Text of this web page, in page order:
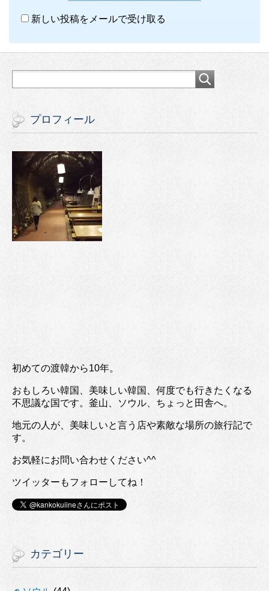
新しい投稿をメールで受け取る
プロフィール
初めての渡韓から10年。
おもしろい韓国、美味しい韓国、何度でも行きたくなる
不思議な国です。釜山、ソウル、ちょっと田舎へ。
地元の人が、美味しいと言う店や素敵な場所の旅行記で
す。
お気軽にお問い合わせください^^
ツイッターもフォローしてね！
カテゴリー